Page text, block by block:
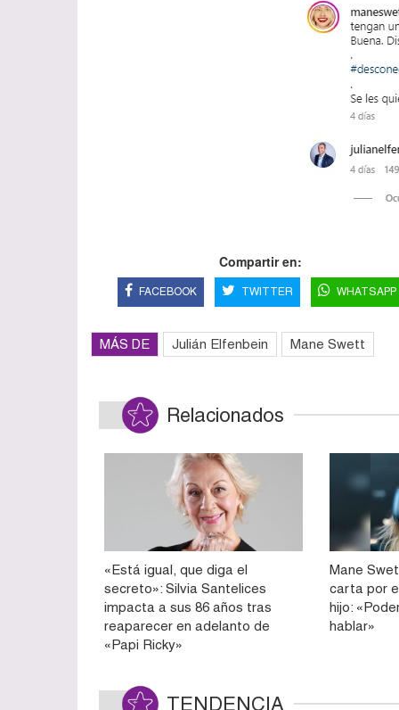
Compartir en:
FACEBOOK TWITTER WHATSAPP
MÁS DE Julián Elfenbein Mane Swett
Relacionados
«Está igual, que diga el
secreto»: Silvia Santelices
impacta a sus 86 años tras
reaparecer en adelanto de
«Papi Ricky»
Mane
carta por
hijo:
hablar»
TENDENCIA